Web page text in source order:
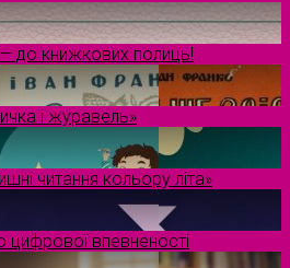
до книжкових полиць!
і журавель»
читання кольору літа»
впевненості